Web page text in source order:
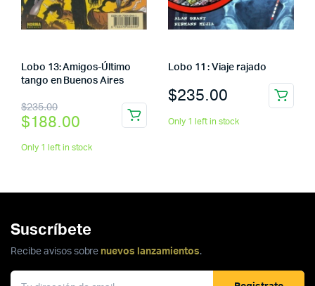
Lobo 13: Amigos-Último
tango en Buenos Aires
$235.00
El
precio
original
$235.00.
$188.00
El
precio
actual
$188.00.
Only 1 left in stock
Lobo 11 : Viaje rajado
$235.00
Only 1 left in stock
Suscríbete
Recibe avisos sobre nuevos lanzamientos.